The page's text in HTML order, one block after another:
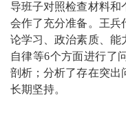
导班子对照检查材料和
会作了充分准备。王兵
论学习、政治素质、能
自律等6个方面进行了
剖析；分析了存在突出
长期坚持。